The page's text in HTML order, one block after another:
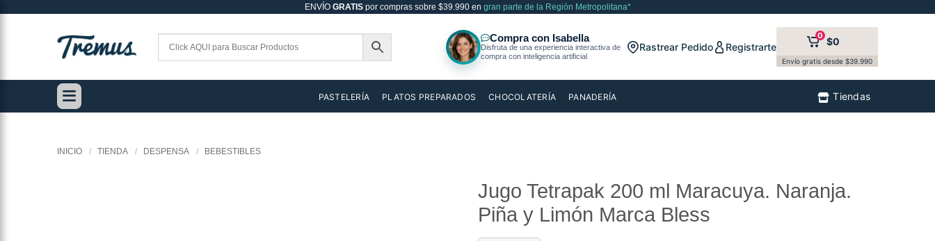
ENVÍO GRATISpor compras sobre $39.990 en gran parte de la Región Metropolitana*
Rastrear Pedido Registrarte
0 $0
Envío gratis desde $39.990
PASTELERÍA PLATOS PREPARADOS CHOCOLATERÍA PANADERÍA Tiendas
INICIO / TIENDA / DESPENSA / BEBESTIBLES
Jugo Tetrapak 200 ml Maracuya. Naranja.
Piña y Limón Marca Bless